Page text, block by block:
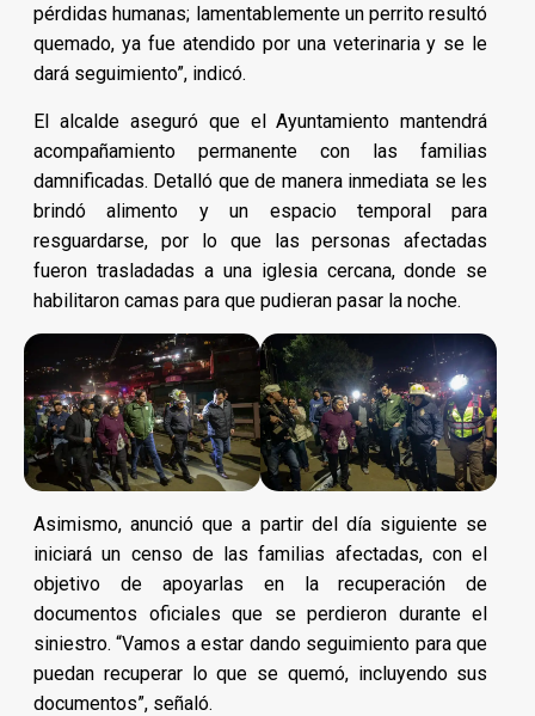
pérdidas humanas; lamentablemente un perrito resultó
quemado, ya fue atendido por una veterinaria y se le
dará seguimiento”, indicó.
El alcalde aseguró que el Ayuntamiento mantendrá
acompañamiento permanente con las familias
damnificadas. Detalló que de manera inmediata se les
brindó alimento y un espacio temporal para
resguardarse, por lo que las personas afectadas
fueron trasladadas a una iglesia cercana, donde se
habilitaron camas para que pudieran pasar la noche.
Asimismo, anunció que a partir del día siguiente se
iniciará un censo de las familias afectadas, con el
objetivo de apoyarlas en la recuperación de
documentos oficiales que se perdieron durante el
siniestro. “Vamos a estar dando seguimiento para que
puedan recuperar lo que se quemó, incluyendo sus
documentos”, señaló.